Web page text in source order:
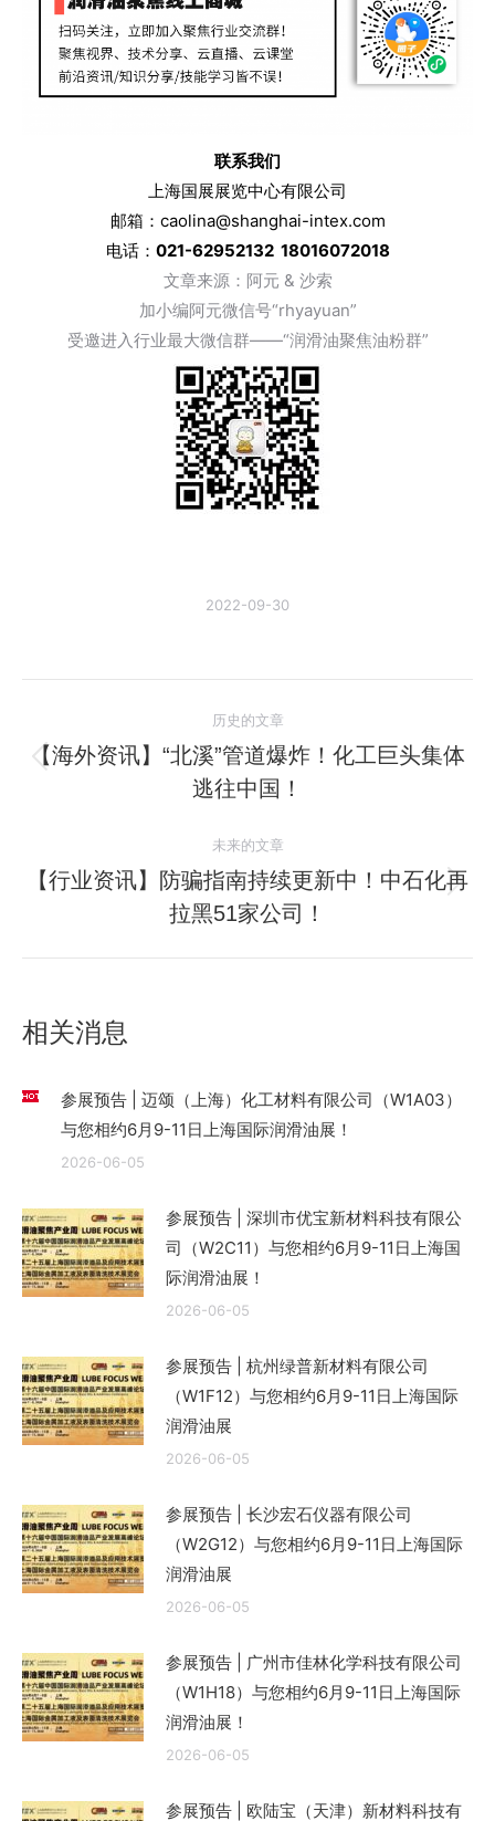
联系我们
上海国展展览中心有限公司
邮箱：caolina@shanghai-intex.com
电话： 021-62952132 18016072018
文章来源：阿元 & 沙索
加小编阿元微信号“rhyayuan”
受邀进入行业最大微信群——“润滑油聚焦油粉群”
2022-09-30
章
历史的文章
历
史
章：
【海外资讯】“北溪”管道爆炸！化工巨头集体
逃往中国！
未来的文章
未
来
的
【行业资讯】防骗指南持续更新中！中石化再
拉黑51家公司！
相关消息
参展预告 | 迈颂（上海）化工材料有限公司（W1A03）
与您相约6月9-11日上海国际润滑油展！
2026-06-05
参展预告 | 深圳市优宝新材料科技有限公
司（W2C11）与您相约6月9-11日上海国
际润滑油展！
2026-06-05
参展预告 | 杭州绿普新材料有限公司
（W1F12）与您相约6月9-11日上海国际
润滑油展
2026-06-05
参展预告 | 长沙宏石仪器有限公司
（W2G12）与您相约6月9-11日上海国际
润滑油展
2026-06-05
参展预告 | 广州市佳林化学科技有限公司
（W1H18）与您相约6月9-11日上海国际
润滑油展！
2026-06-05
参展预告 | 欧陆宝（天津）新材料科技有